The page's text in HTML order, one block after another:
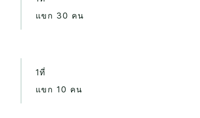
แขก 30 คน
1ที่
แขก 10 คน